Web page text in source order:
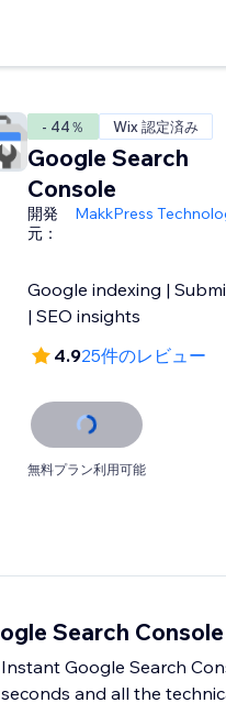
- 44％ Wix 認定済み
Google Search
Console
開発
元：
MakkPress
Google indexing |
| SEO insights
4.925件のレビュー
無料プラン利用可能
Search
Instant Google Search
seconds and all the